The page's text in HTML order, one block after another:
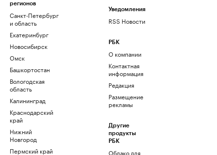
регионов
Санкт-Петербург
и область
Екатеринбург
Новосибирск
Омск
Башкортостан
Вологодская
область
Калининград
Краснодарский
край
Нижний
Новгород
Пермский край
Уведомления
RSS Новости
РБК
О компании
Контактная
информация
Редакция
Размещение
рекламы
Другие
продукты
РБК
Облако для